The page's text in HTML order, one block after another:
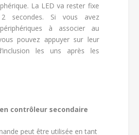
La LED va rester fixe
2 secondes. Si vous avez
à associer au
pouvez appuyer sur leur
les uns après les
contrôleur secondaire
peut être utilisée en tant